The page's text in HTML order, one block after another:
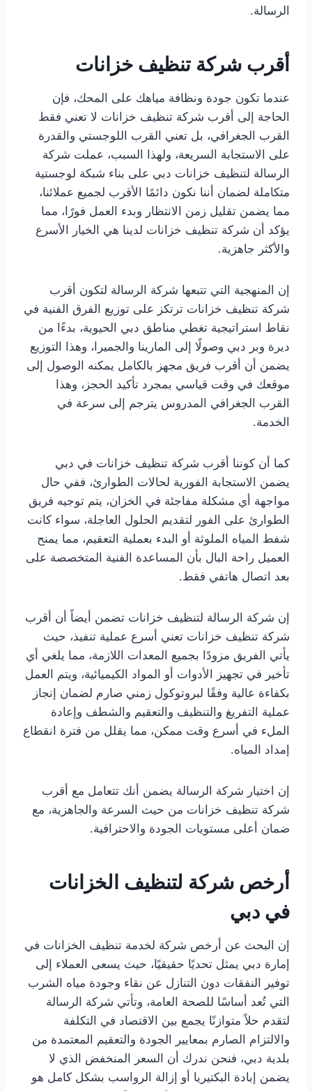
الرسالة.
أقرب شركة تنظيف خزانات
عندما تكون جودة ونظافة مياهك على المحك، فإن
الحاجة إلى أقرب شركة تنظيف خزانات لا تعني فقط
القرب الجغرافي، بل تعني القرب اللوجستي والقدرة
على الاستجابة السريعة، ولهذا السبب، عملت شركة
الرسالة لتنظيف خزانات دبي على بناء شبكة لوجستية
متكاملة لضمان أننا نكون دائمًا الأقرب لجميع عملائنا،
مما يضمن تقليل زمن الانتظار وبدء العمل فورًا، مما
يؤكد أن شركة تنظيف خزانات لدينا هي الخيار الأسرع
والأكثر جاهزية.
إن المنهجية التي تتبعها شركة الرسالة لتكون أقرب
شركة تنظيف خزانات ترتكز على توزيع الفرق الفنية في
نقاط استراتيجية تغطي مناطق دبي الحيوية، بدءًا من
ديرة وبر دبي وصولًا إلى المارينا والجميرا، وهذا التوزيع
يضمن أن أقرب فريق مجهز بالكامل يمكنه الوصول إلى
موقعك في وقت قياسي بمجرد تأكيد الحجز، وهذا
القرب الجغرافي المدروس يترجم إلى سرعة في
الخدمة.
كما أن كوننا أقرب شركة تنظيف خزانات في دبي
يضمن الاستجابة الفورية لحالات الطوارئ، ففي حال
مواجهة أي مشكلة مفاجئة في الخزان، يتم توجيه فريق
الطوارئ على الفور لتقديم الحلول العاجلة، سواء كانت
شفط المياه الملوثة أو البدء بعملية التعقيم، مما يمنح
العميل راحة البال بأن المساعدة الفنية المتخصصة على
بعد اتصال هاتفي فقط.
إن شركة الرسالة لتنظيف خزانات تضمن أيضاً أن أقرب
شركة تنظيف خزانات تعني أسرع عملية تنفيذ، حيث
يأتي الفريق مزودًا بجميع المعدات اللازمة، مما يلغي أي
تأخير في تجهيز الأدوات أو المواد الكيميائية، ويتم العمل
بكفاءة عالية وفقًا لبروتوكول زمني صارم لضمان إنجاز
عملية التفريغ والتنظيف والتعقيم والشطف وإعادة
الملء في أسرع وقت ممكن، مما يقلل من فترة انقطاع
إمداد المياه.
إن اختيار شركة الرسالة يضمن أنك تتعامل مع أقرب
شركة تنظيف خزانات من حيث السرعة والجاهزية، مع
ضمان أعلى مستويات الجودة والاحترافية.
أرخص شركة لتنظيف الخزانات
في دبي
إن البحث عن أرخص شركة لخدمة تنظيف الخزانات في
إمارة دبي يمثل تحديًا حقيقيًا، حيث يسعى العملاء إلى
توفير النفقات دون التنازل عن نقاء وجودة مياه الشرب
التي تُعد أساسًا للصحة العامة، وتأتي شركة الرسالة
لتقدم حلاً متوازنًا يجمع بين الاقتصاد في التكلفة
والالتزام الصارم بمعايير الجودة والتعقيم المعتمدة من
بلدية دبي، فنحن ندرك أن السعر المنخفض الذي لا
يضمن إبادة البكتيريا أو إزالة الرواسب بشكل كامل هو